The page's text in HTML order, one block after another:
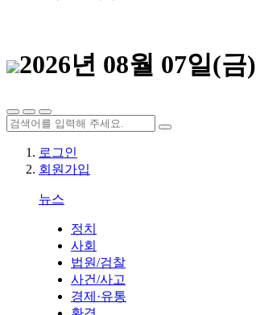
2026년 08월 07일(금)
로그인
회원가입
뉴스
정치
사회
법원/검찰
사건/사고
경제·유통